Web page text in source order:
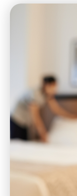
特別服務
服務單位及